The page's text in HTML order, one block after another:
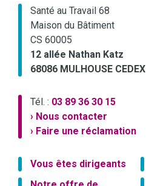
Santé au Travail 68
Maison du Bâtiment
CS 60005
12 allée Nathan Katz
68086 MULHOUSE CEDEX
Tél. : 03 89 36 30 15
› Nous contacter
› Faire une réclamation
Vous êtes dirigeants